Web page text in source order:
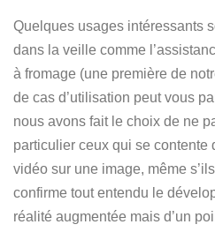
Quelques usages intéressants
dans la veille comme
à fromage (une première de
de cas d’utilisation peut vous
nous avons fait le choix de ne
particulier ceux qui se contente
vidéo sur une image, même
confirme tout entendu le
réalité augmentée mais d’un